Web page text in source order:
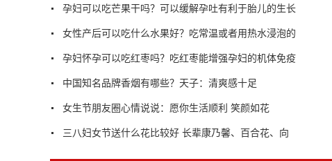
孕妇可以吃芒果干吗？可以缓解孕吐有利于胎儿的生长
女性产后可以吃什么水果好？吃常温或者用热水浸泡的
孕妇怀孕可以吃红枣吗？吃红枣能增强孕妇的机体免疫
中国知名品牌香烟有哪些？天子：清爽感十足
女生节朋友圈心情说说：愿你生活顺利 笑颜如花
三八妇女节送什么花比较好 长辈康乃馨、百合花、向